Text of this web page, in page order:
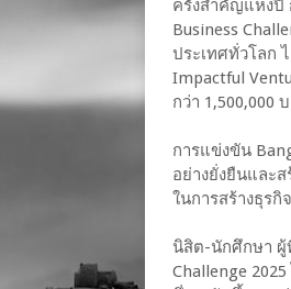
ครั้งสำคัญแห่งปี
Business
ประเทศทั่วโลก
Impactful
กว่า 1,500,000
การแข่งขัน
อย่างยั่งยืนและ
ในการสร้างธุรกิ
นิสิต-นักศึกษา ผู้
Challenge